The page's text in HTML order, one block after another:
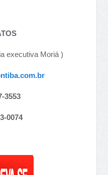
executiva Moriá )
3553
0074